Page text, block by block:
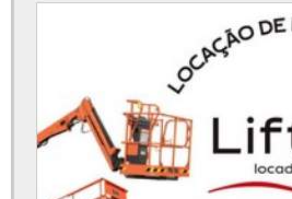
Onde alugar aluguel de plataforma
Peças para plataforma elevatória
Plataforma articulada 12m aluguel
Plataforma elevatória 15m
Plataforma elevatória 30 metros